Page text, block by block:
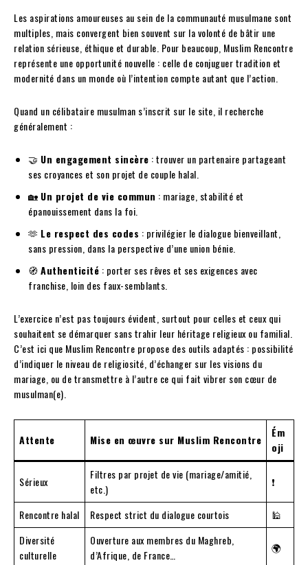
Les aspirations amoureuses au sein de la communauté musulmane sont
multiples, mais convergent bien souvent sur la volonté de bâtir une
relation sérieuse, éthique et durable. Pour beaucoup, Muslim Rencontre
représente une opportunité nouvelle : celle de conjuguer tradition et
modernité dans un monde où l’intention compte autant que l’action.
Quand un célibataire musulman s’inscrit sur le site, il recherche
généralement :
🤝 Un engagement sincère : trouver un partenaire partageant
ses croyances et son projet de couple halal.
🏡 Un projet de vie commun : mariage, stabilité et
épanouissement dans la foi.
🫶 Le respect des codes : privilégier le dialogue bienveillant,
sans pression, dans la perspective d’une union bénie.
🧭Authenticité : porter ses rêves et ses exigences avec
franchise, loin des faux-semblants.
L’exercice n’est pas toujours évident, surtout pour celles et ceux qui
souhaitent se démarquer sans trahir leur héritage religieux ou familial.
C’est ici que Muslim Rencontre propose des outils adaptés : possibilité
d’indiquer le niveau de religiosité, d’échanger sur les visions du
mariage, ou de transmettre à l’autre ce qui fait vibrer son cœur de
musulman(e).
Attente Mise en œuvre sur Muslim Rencontre
Ém
oji
Sérieux
Filtres par projet de vie (mariage/amitié,
etc.)
❗
Rencontre halal Respect strict du dialogue courtois
🕌
Diversité
culturelle
Ouverture aux membres du Maghreb,
d’Afrique, de France…
🌍